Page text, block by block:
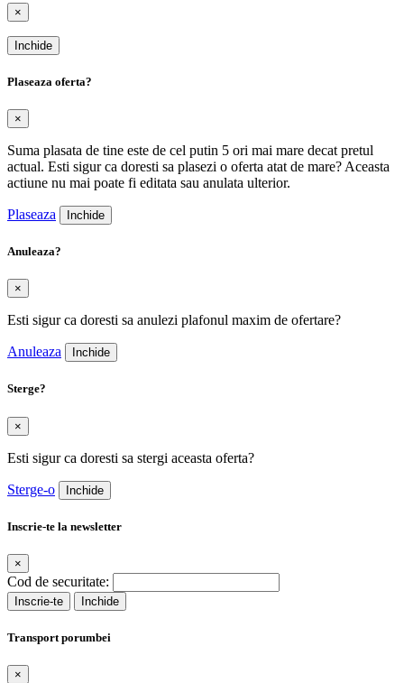
×
Inchide
Plaseaza oferta?
×
Suma plasata de tine este de cel putin 5 ori mai mare decat pretul
actual. Esti sigur ca doresti sa plasezi o oferta atat de mare? Aceasta
actiune nu mai poate fi editata sau anulata ulterior.
Plaseaza Inchide
Anuleaza?
×
Esti sigur ca doresti sa anulezi plafonul maxim de ofertare?
Anuleaza Inchide
Sterge?
×
Esti sigur ca doresti sa stergi aceasta oferta?
Sterge-o Inchide
Inscrie-te la newsletter
×
Cod de securitate:
Inscrie-te Inchide
Transport porumbei
×